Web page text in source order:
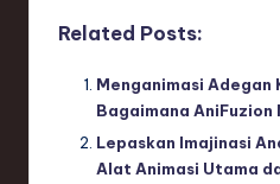
Related Posts:
Menganimasi Adegan
Bagaimana
Lepaskan Imajinasi
Alat Animasi Utama